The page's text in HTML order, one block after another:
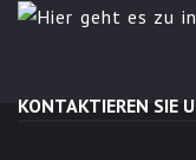
KONTAKTIEREN SIE